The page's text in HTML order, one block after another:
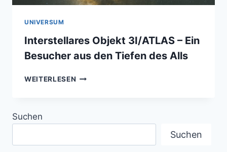
UNIVERSUM
Interstellares Objekt 3I/ATLAS – Ein
Besucher aus den Tiefen des Alls
WEITERLESEN INTERSTELLARES
Suchen
Suchen